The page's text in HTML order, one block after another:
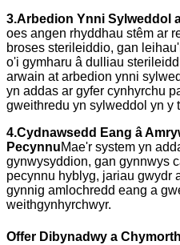
3.Arbedion Ynni Sylweddol
oes angen rhyddhau stêm ar
broses sterileiddio, gan
o'i gymharu â dulliau
arwain at arbedion ynni
yn addas ar gyfer cynhyrchu
gweithredu yn sylweddol yn y
4.Cydnawsedd Eang â
PecynnuMae'r system yn
gynwysyddion, gan gynnwys
pecynnu hyblyg, jariau gwydr
gynnig amlochredd eang a
weithgynhyrchwyr.
Offer Dibynadwy a